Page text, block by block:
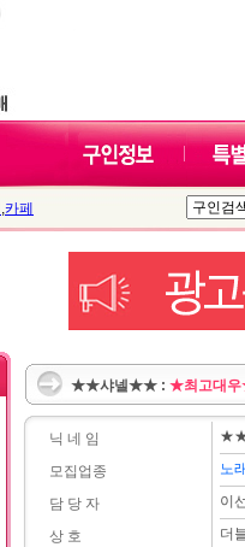
,카페
★★샤넬★★ : ★최고대
닉 네 임
모집업종
담 당 자
상 호
노
이
더